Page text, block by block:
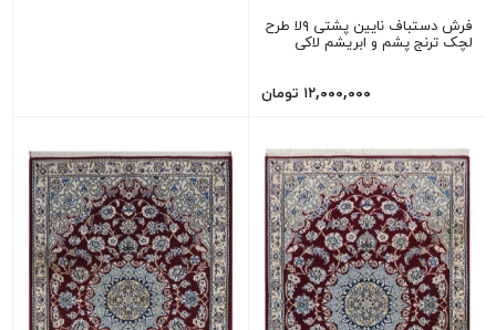
فرش دستباف نایین پشتی ۹لا طرح
لچک ترنج پشم و ابریشم لاکی
۱۲,۰۰۰,۰۰۰ تومان